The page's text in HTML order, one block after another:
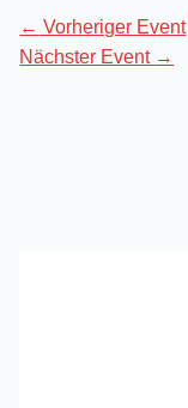
← Vorheriger Event
Nächster Event →